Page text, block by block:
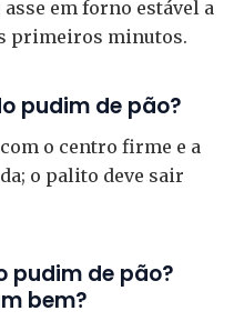
em forno estável a
primeiros minutos.
pudim de pão?
o centro firme e a
o palito deve sair
pudim de pão?
bem?